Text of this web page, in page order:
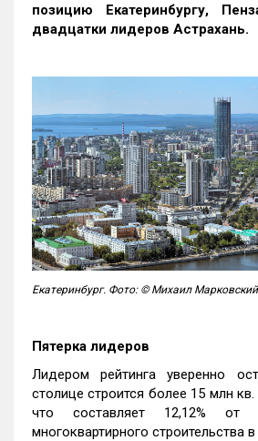
позицию Екатеринбургу,
двадцатки лидеров Астрахань.
Екатеринбург. Фото: © Михаил
Пятерка лидеров
Лидером рейтинга уверенно
столице строится более 15 млн
что составляет 12,12% от
многоквартирного строительства